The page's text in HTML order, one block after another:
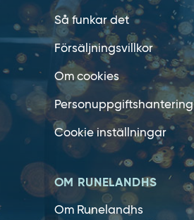
Så funkar det
Försäljningsvillkor
Om cookies
Personuppgiftshantering
Cookie inställningar
OM RUNELANDHS
Om Runelandhs